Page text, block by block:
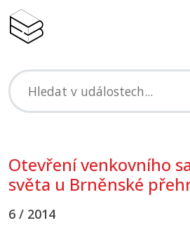
Otevření venkovního
světa u Brněnské
6 / 2014